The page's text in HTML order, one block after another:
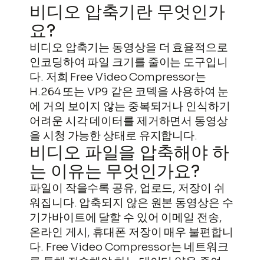
비디오 압축기란 무엇인가
요?
비디오 압축기는 동영상을 더 효율적으로
인코딩하여 파일 크기를 줄이는 도구입니
다. 저희 Free Video Compressor는
H.264 또는 VP9 같은 코덱을 사용하여 눈
에 거의 보이지 않는 중복되거나 인식하기
어려운 시각 데이터를 제거하면서 동영상
을 시청 가능한 상태로 유지합니다.
비디오 파일을 압축해야 하
는 이유는 무엇인가요?
파일이 작을수록 공유, 업로드, 저장이 쉬
워집니다. 압축되지 않은 원본 동영상은 수
기가바이트에 달할 수 있어 이메일 전송,
온라인 게시, 휴대폰 저장이 매우 불편합니
다. Free Video Compressor는 네트워크